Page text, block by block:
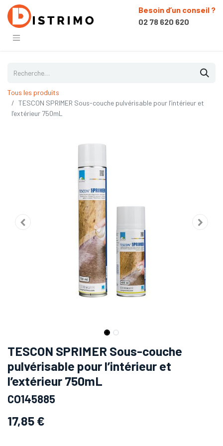
Besoin d’un conseil ?
02 78 620 620
Tous les produits
TESCON SPRIMER Sous-couche pulvérisable pour l’intérieur et
l’extérieur 750mL
TESCON SPRIMER Sous-couche
pulvérisable pour l’intérieur et
l’extérieur 750mL
CO145885
17,85 €